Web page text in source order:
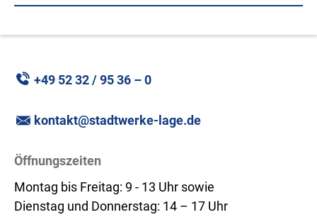
+49 52 32 / 95 36 – 0
kontakt@stadtwerke-lage.de
Öffnungszeiten
Montag bis Freitag: 9 - 13 Uhr sowie
Dienstag und Donnerstag: 14 – 17 Uhr